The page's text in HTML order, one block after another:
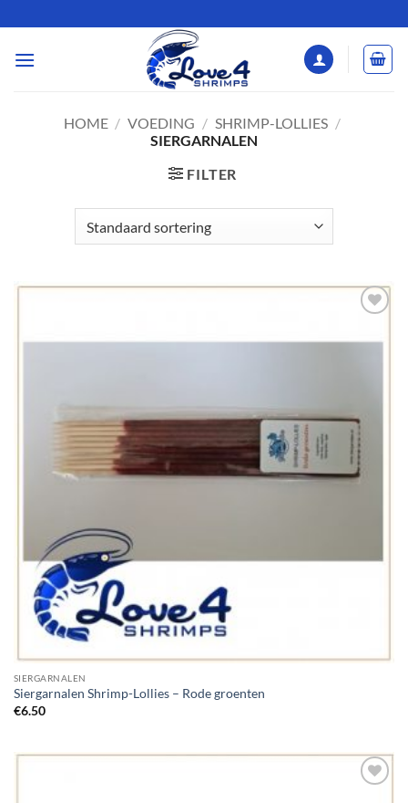
naar
inhoud
HOME / VOEDING / SHRIMP-LOLLIES /
SIERGARNALEN
FILTER
Wishlist
SIERGARNALEN
Siergarnalen Shrimp-Lollies – Rode groenten
€6.50